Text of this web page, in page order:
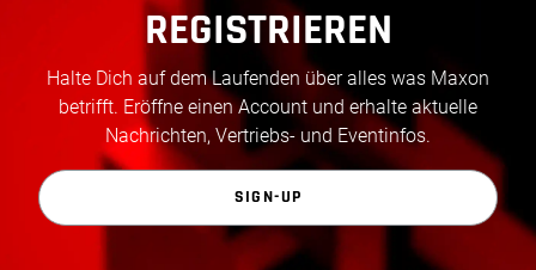
REGISTRIEREN
Halte Dich auf dem Laufenden über alles was Maxon
betrifft. Eröffne einen Account und erhalte aktuelle
Nachrichten, Vertriebs- und Eventinfos.
SIGN-UP